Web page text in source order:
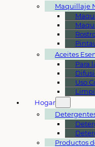
Maquillaje
Aceites
Para
Uso
Hogar
Productos